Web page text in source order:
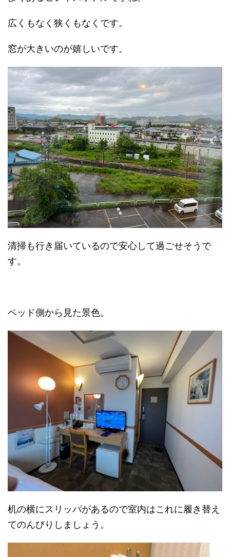
広くもなく狭くもなくです。
窓が大きいのが嬉しいです。
清掃も行き届いているので安心して過ごせそうで
す。
ベッド側から見た景色。
机の横にスリッパがあるので室内はこれに履き替え
てのんびりしましょう。